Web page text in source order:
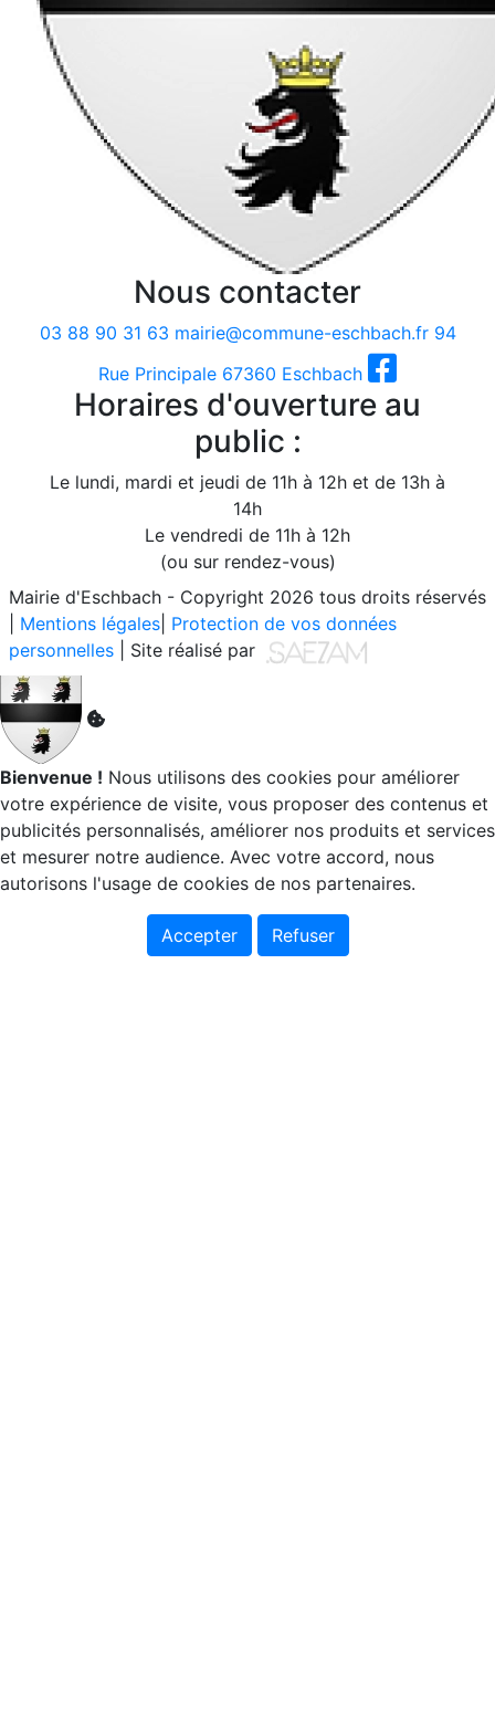
Nous contacter
03 88 90 31 63 mairie@commune-eschbach.fr 94
Rue Principale 67360 Eschbach
Horaires d'ouverture au
public :
Le lundi, mardi et jeudi de 11h à 12h et de 13h à
14h
Le vendredi de 11h à 12h
(ou sur rendez-vous)
Mairie d'Eschbach - Copyright 2026 tous droits réservés
Mentions légales Protection de vos données
personnelles | Site réalisé par
Bienvenue ! Nous utilisons des cookies pour améliorer
votre expérience de visite, vous proposer des contenus et
publicités personnalisés, améliorer nos produits et services
et mesurer notre audience. Avec votre accord, nous
autorisons l'usage de cookies de nos partenaires.
Accepter Refuser